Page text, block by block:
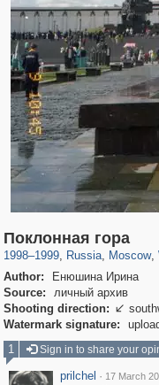
Поклонная гора
1998–1999, Russia
1,406,840
, Moscow
319,864 8,286
,
27,129
Author:
Енюшина Ирина
Source:
личный архив
Shooting direction: 
Watermark signature:
1
Sign in to share your
prilchel · 17 March